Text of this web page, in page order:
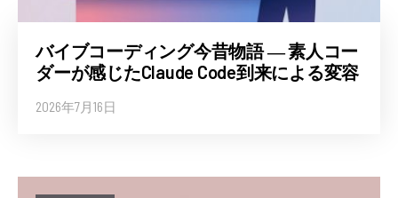
バイブコーディング今昔物語 ― 素人コー
ダーが感じたClaude Code到来による変容
2026年7月16日